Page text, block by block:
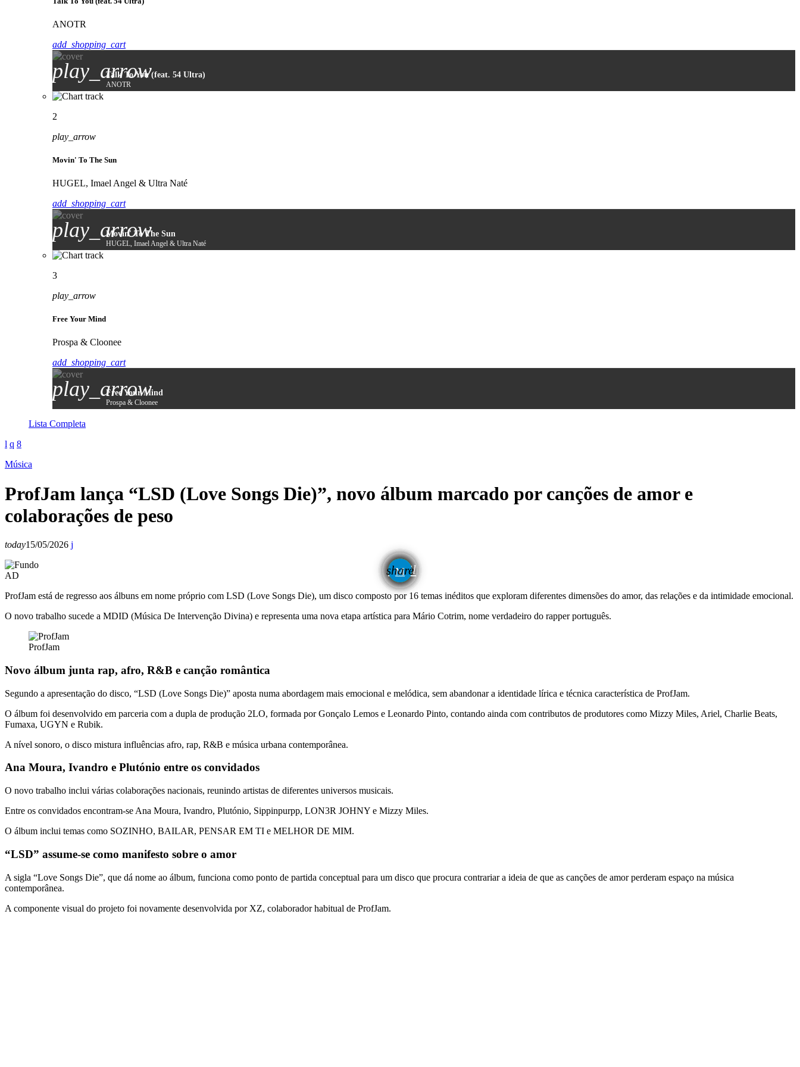
ANOTR
add_shopping_cart
play_arrowTalk To You (feat. 54 Ultra)
ANOTR
2
play_arrow
Movin' To The Sun
HUGEL, Imael Angel & Ultra Naté
add_shopping_cart
play_arrow
Movin' To The Sun
HUGEL, Imael Angel & Ultra Naté
3
play_arrow
Free Your Mind
Prospa & Cloonee
add_shopping_cart
play_arrow
Free Your Mind
Prospa & Cloonee
Lista Completa
Música
ProfJam lança “LSD (Love Songs Die)”, novo álbum marcado por canções de amor e
colaborações de peso
today15/05/2026
share
email
AD
ProfJam está de regresso aos álbuns em nome próprio com LSD (Love Songs Die), um disco composto por 16 temas inéditos que exploram diferentes dimensões do amor, das relações e da intimidade emocional.
O novo trabalho sucede a MDID (Música De Intervenção Divina) e representa uma nova etapa artística para Mário Cotrim, nome verdadeiro do rapper português.
ProfJam
Novo álbum junta rap, afro, R&B e canção romântica
Segundo a apresentação do disco, “LSD (Love Songs Die)” aposta numa abordagem mais emocional e melódica, sem abandonar a identidade lírica e técnica característica de ProfJam.
O álbum foi desenvolvido em parceria com a dupla de produção 2LO, formada por Gonçalo Lemos e Leonardo Pinto, contando ainda com contributos de produtores como Mizzy Miles, Ariel, Charlie Beats,
Fumaxa, UGYN e Rubik.
A nível sonoro, o disco mistura influências afro, rap, R&B e música urbana contemporânea.
Ana Moura, Ivandro e Plutónio entre os convidados
O novo trabalho inclui várias colaborações nacionais, reunindo artistas de diferentes universos musicais.
Entre os convidados encontram-se Ana Moura, Ivandro, Plutónio, Sippinpurpp, LON3R JOHNY e Mizzy Miles.
O álbum inclui temas como SOZINHO, BAILAR, PENSAR EM TI e MELHOR DE MIM.
“LSD” assume-se como manifesto sobre o amor
A sigla “Love Songs Die”, que dá nome ao álbum, funciona como ponto de partida conceptual para um disco que procura contrariar a ideia de que as canções de amor perderam espaço na música
contemporânea.
A componente visual do projeto foi novamente desenvolvida por XZ, colaborador habitual de ProfJam.